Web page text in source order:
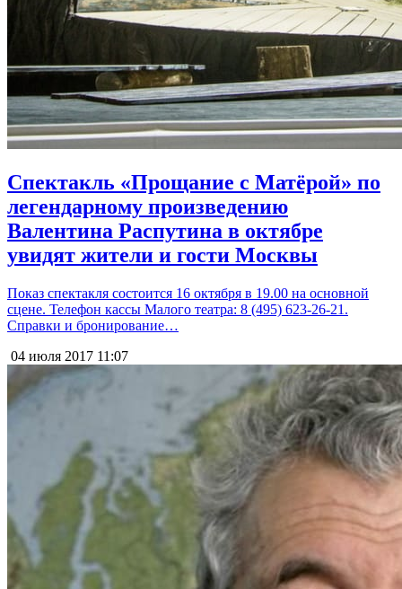
Спектакль «Прощание с Матёрой» по
легендарному произведению
Валентина Распутина в октябре
увидят жители и гости Москвы
Показ спектакля состоится 16 октября в 19.00 на основной
сцене. Телефон кассы Малого театра: 8 (495) 623-26-21.
Справки и бронирование…
04 июля 2017 11:07